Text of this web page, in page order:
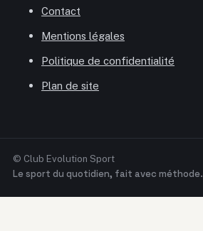
Contact
Mentions légales
Politique de confidentialité
Plan de site
© Club Evolution Sport
Le sport du quotidien, fait avec méthode.